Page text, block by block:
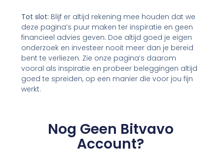
Tot slot: Blijf er altijd rekening mee houden dat we
deze pagina’s puur maken ter inspiratie en geen
financieel advies geven. Doe altijd goed je eigen
onderzoek en investeer nooit meer dan je bereid
bent te verliezen. Zie onze pagina’s daarom
vooral als inspiratie en probeer beleggingen altijd
goed te spreiden, op een manier die voor jou fijn
werkt.
Nog Geen Bitvavo
Account?